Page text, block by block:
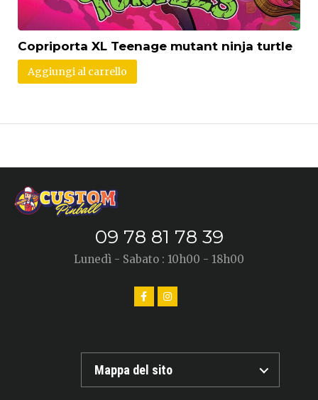
Copriporta XL Teenage mutant ninja turtle
Aggiungi al carrello
09 78 81 78 39
Lunedì - Sabato : 10h00 - 18h00
Mappa del sito